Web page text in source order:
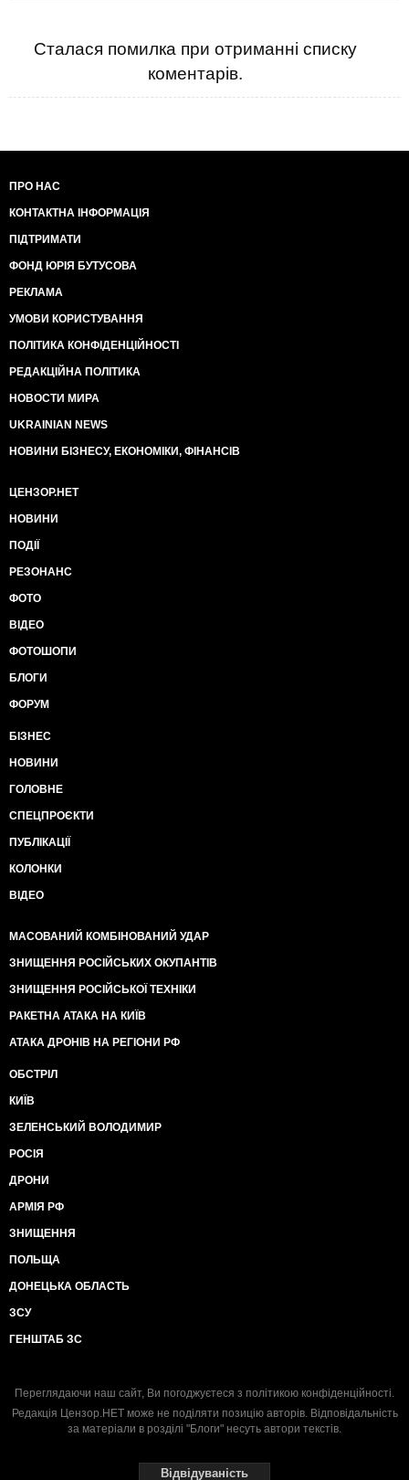
Сталася помилка при отриманні списку
коментарів.
ПРО НАС
КОНТАКТНА ІНФОРМАЦІЯ
ПІДТРИМАТИ
ФОНД ЮРІЯ БУТУСОВА
РЕКЛАМА
УМОВИ КОРИСТУВАННЯ
ПОЛІТИКА КОНФІДЕНЦІЙНОСТІ
РЕДАКЦІЙНА ПОЛІТИКА
НОВОСТИ МИРА
UKRAINIAN NEWS
НОВИНИ БІЗНЕСУ, ЕКОНОМІКИ, ФІНАНСІВ
ЦЕНЗОР.НЕТ
НОВИНИ
ПОДІЇ
РЕЗОНАНС
ФОТО
ВІДЕО
ФОТОШОПИ
БЛОГИ
ФОРУМ
БІЗНЕС
НОВИНИ
ГОЛОВНЕ
СПЕЦПРОЄКТИ
ПУБЛІКАЦІЇ
КОЛОНКИ
ВІДЕО
МАСОВАНИЙ КОМБІНОВАНИЙ УДАР
ЗНИЩЕННЯ РОСІЙСЬКИХ ОКУПАНТІВ
ЗНИЩЕННЯ РОСІЙСЬКОЇ ТЕХНІКИ
РАКЕТНА АТАКА НА КИЇВ
АТАКА ДРОНІВ НА РЕГІОНИ РФ
ОБСТРІЛ
КИЇВ
ЗЕЛЕНСЬКИЙ ВОЛОДИМИР
РОСІЯ
ДРОНИ
АРМІЯ РФ
ЗНИЩЕННЯ
ПОЛЬЩА
ДОНЕЦЬКА ОБЛАСТЬ
ЗСУ
ГЕНШТАБ ЗС
Переглядаючи наш сайт, Ви погоджуєтеся з політикою конфіденційності.
Редакція Цензор.НЕТ може не поділяти позицію авторів. Відповідальність
за матеріали в розділі "Блоги" несуть автори текстів.
Відвідуваність